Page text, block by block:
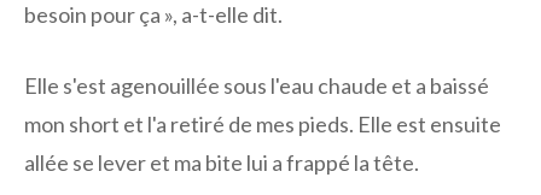
besoin pour ça », a-t-elle dit.
Elle s'est agenouillée sous l'eau chaude et a baissé
mon short et l'a retiré de mes pieds. Elle est ensuite
allée se lever et ma bite lui a frappé la tête.